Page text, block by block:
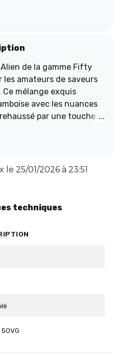
de la gamme Fifty
amateurs de saveurs
mélange exquis
avec les nuances
par une touche
offre une
captivant vos papilles à
équilibre parfait avec
riche en saveurs.
le 25/01/2026 à 23:51
techniques